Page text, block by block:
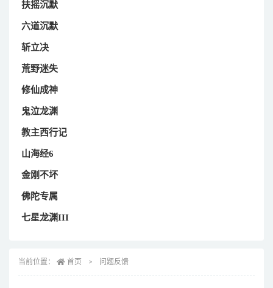
扶摇沉默
六道沉默
斩立决
荒野迷失
修仙成神
鬼泣龙渊
教主西行记
山海经6
金刚不坏
佛陀专属
七星龙渊III
当前位置： 首页 问题反馈